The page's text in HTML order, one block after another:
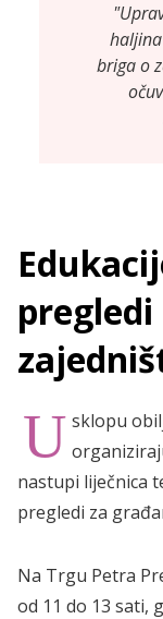
briga o
U sklopu
nastupi liječnica
pregledi za
Na Trgu Petra
od 11 do 13 sati,